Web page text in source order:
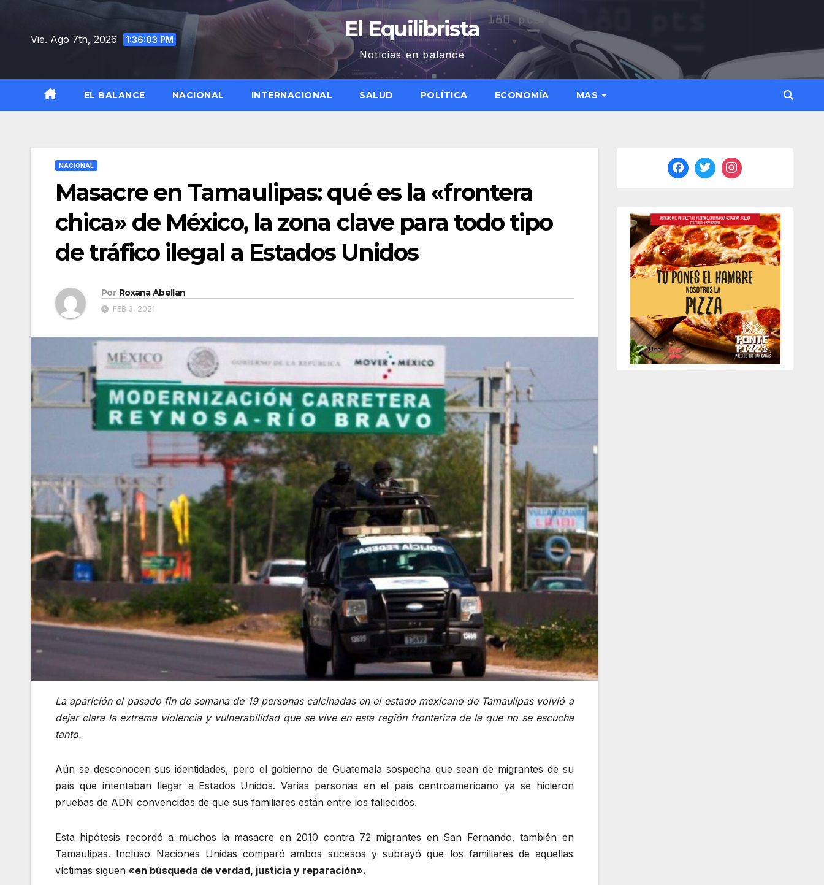
contenidoVie. Ago 7th, 2026 1:36:05 PM El Equilibrista
Noticias en balance
EL BALANCE NACIONAL INTERNACIONAL SALUD POLÍTICA ECONOMÍA MAS
NACIONAL
Masacre en Tamaulipas: qué es la «frontera
chica» de México, la zona clave para todo tipo
de tráfico ilegal a Estados Unidos
Por Roxana Abellan
FEB 3, 2021
La aparición el pasado fin de semana de 19 personas calcinadas en el estado mexicano de Tamaulipas volvió a
dejar clara la extrema violencia y vulnerabilidad que se vive en esta región fronteriza de la que no se escucha
tanto.
Aún se desconocen sus identidades, pero el gobierno de Guatemala sospecha que sean de migrantes de su
país que intentaban llegar a Estados Unidos. Varias personas en el país centroamericano ya se hicieron
pruebas de ADN convencidas de que sus familiares están entre los fallecidos.
Esta hipótesis recordó a muchos la masacre en 2010 contra 72 migrantes en San Fernando, también en
Tamaulipas. Incluso Naciones Unidas comparó ambos sucesos y subrayó que los familiares de aquellas
víctimas siguen «en búsqueda de verdad, justicia y reparación».